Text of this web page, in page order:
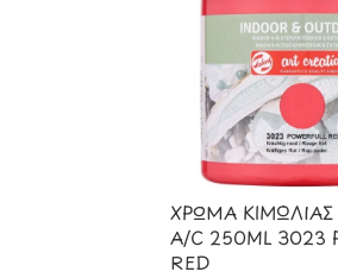
ΧΡΩΜΑ ΚΙΜΩΛΙΑΣ
A/C 250ML 3023
RED